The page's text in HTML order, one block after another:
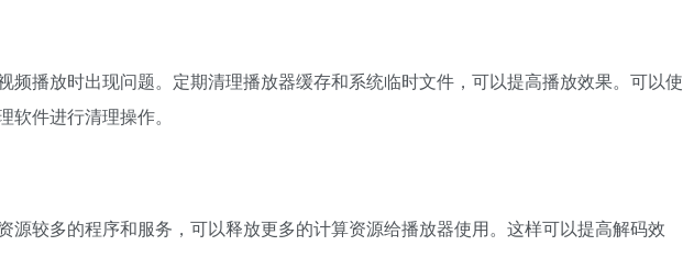
频播放时出现问题。定期清理播放器缓存和系统临时文件，可以提高播放效果。可以使
件进行清理操作。
源较多的程序和服务，可以释放更多的计算资源给播放器使用。这样可以提高解码效